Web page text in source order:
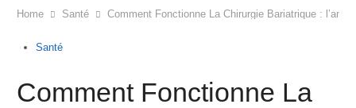
Home Santé Comment Fonctionne La Chirurgie Bariatrique :
Santé
Comment Fonctionne La